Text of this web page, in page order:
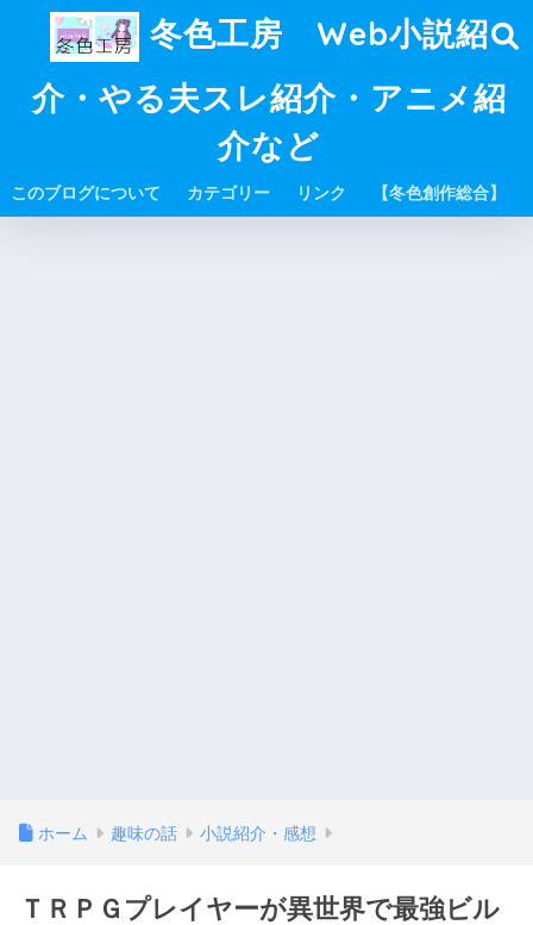
冬色工房 Web小説紹
介・やる夫スレ紹介・アニメ紹
介など
このブログについて カテゴリー リンク 【冬色創作総合】
ホーム 趣味の話 小説紹介・感想
ＴＲＰＧプレイヤーが異世界で最強ビル